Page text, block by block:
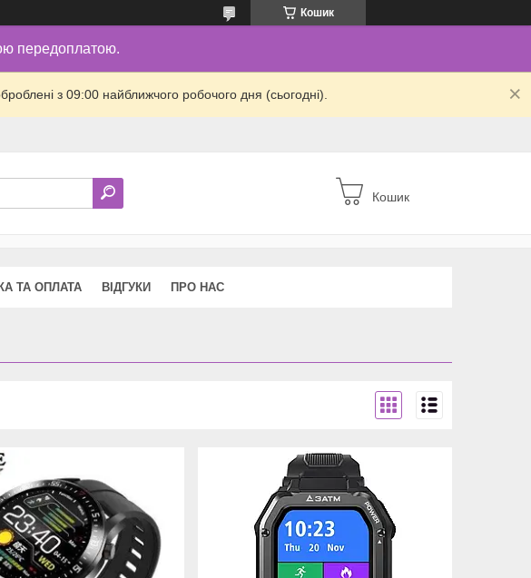
Кошик
передоплатою.
з 09:00 найближчого робочого дня (сьогодні).
Кошик
ТА ОПЛАТА ВІДГУКИ ПРО НАС